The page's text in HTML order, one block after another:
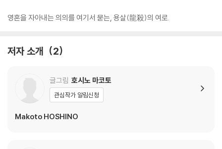
영혼을 자아내는 의의를 여기서 묻는, 용살(龍殺)의 여로.
저자 소개 2
글그림 호시노 마코토
관심작가 알림신청
Makoto HOSHINO